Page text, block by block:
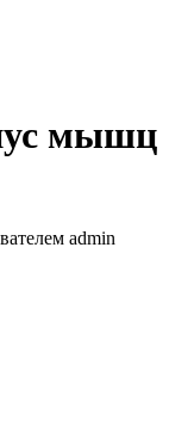
мышц
admin